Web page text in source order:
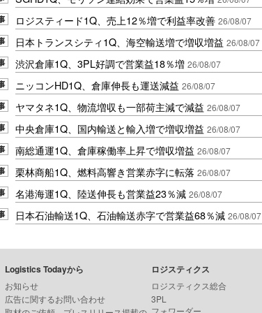
ロジスティード1Q、売上12％増で利益率改善 26/08/07
日本トランスシティ1Q、海空輸送増で増収増益 26/08/07
渋沢倉庫1Q、3PL好調で営業益18％増 26/08/07
ニッコンHD1Q、倉庫伸長も運送減益 26/08/07
ヤマタネ1Q、物流増収も一部荷主減で減益 26/08/07
中央倉庫1Q、国内輸送と輸入増で増収増益 26/08/07
南総通運1Q、倉庫稼働率上昇で増収増益 26/08/07
栗林商船1Q、燃料高響き営業赤字に転落 26/08/07
名港海運1Q、陸送伸長も営業益23％減 26/08/07
日本石油輸送1Q、石油輸送赤字で営業益68％減 26/08/07
Logistics Todayから
お知らせ
広告に関するお問い合わせ
ロジスティクス
ロジスティクス総合
3PL
フォワーダー